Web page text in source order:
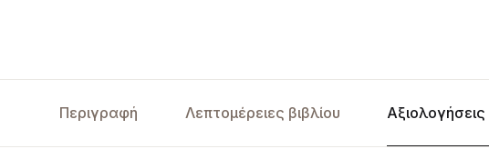
Περιγραφή Λεπτομέρειες βιβλίου